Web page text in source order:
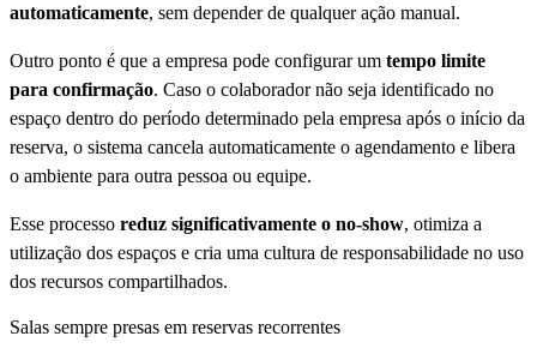
automaticamente, sem depender de qualquer ação manual.
Outro ponto é que a empresa pode configurar um tempo limite
para confirmação. Caso o colaborador não seja identificado no
espaço dentro do período determinado pela empresa após o início da
reserva, o sistema cancela automaticamente o agendamento e libera
o ambiente para outra pessoa ou equipe.
Esse processo reduz significativamente o no-show, otimiza a
utilização dos espaços e cria uma cultura de responsabilidade no uso
dos recursos compartilhados.
Salas sempre presas em reservas recorrentes